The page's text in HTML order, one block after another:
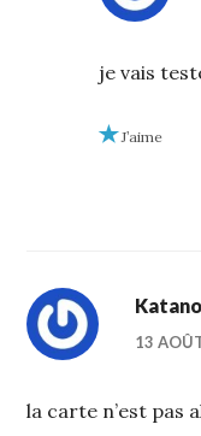
je vais
J’aime
13
la carte n’est pas